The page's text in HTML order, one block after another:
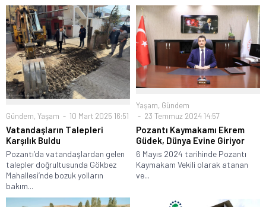
Gündem, Yaşam 10 Mart 2025 16:51
Vatandaşların Talepleri
Karşılık Buldu
Pozantı’da vatandaşlardan gelen
talepler doğrultusunda Gökbez
Mahallesi’nde bozuk yolların
bakım...
Yaşam, Gündem
23 Temmuz 2024 14:57
Pozantı Kaymakamı Ekrem
Güdek, Dünya Evine Giriyor
6 Mayıs 2024 tarihinde Pozantı
Kaymakam Vekili olarak atanan
ve...